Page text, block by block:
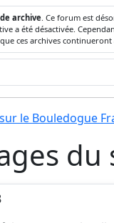
archive. Ce forum est
a été désactivée.
ces archives
le Bouledogue
du